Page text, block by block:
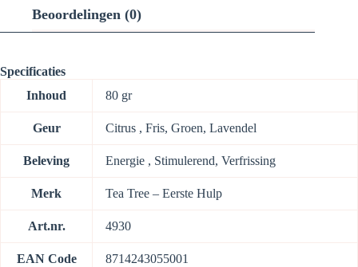
Beoordelingen (0)
Specificaties
Inhoud
80 gr
Geur Citrus , Fris, Groen, Lavendel
Beleving Energie , Stimulerend, Verfrissing
Merk Tea Tree – Eerste Hulp
Art.nr. 4930
EAN Code 8714243055001